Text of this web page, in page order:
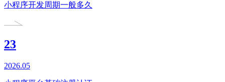
小程序开发周期一般多久
23
2026.05